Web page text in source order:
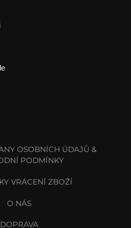
OSOBNÍCH ÚDAJŮ &
PODMÍNKY
VRÁCENÍ ZBOŽÍ
O NÁS
DOPRAVA